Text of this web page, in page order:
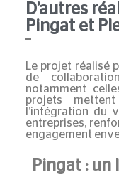
D’autres
Pingat et
Le projet réalisé
de
notamment
projets
l’intégration du
entreprises,
engagement
Pingat :